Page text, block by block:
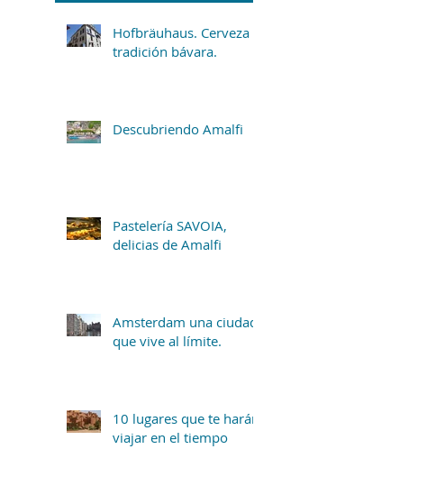
Hofbräuhaus. Cerveza y
tradición bávara.
Descubriendo Amalfi
Pastelería SAVOIA,
delicias de Amalfi
Amsterdam una ciudad
que vive al límite.
10 lugares que te harán
viajar en el tiempo